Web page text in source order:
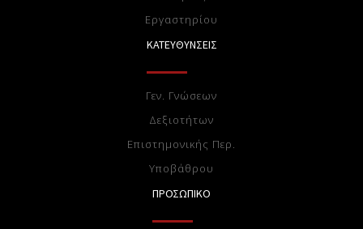
Eργαστηρίου
ΚΑΤΕΥΘΥΝΣΕΙΣ
Γεν. Γνώσεων
Δεξιοτήτων
Επιστημονικής Περ.
Υποβάθρου
ΠΡΟΣΩΠΙΚΟ